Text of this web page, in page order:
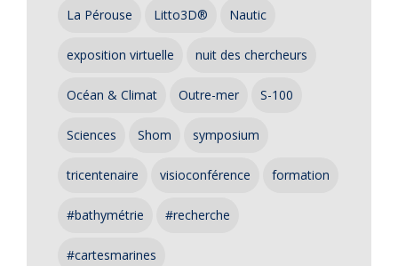
La Pérouse Litto3D® Nautic
exposition virtuelle nuit des chercheurs
Océan & Climat Outre-mer S-100
Sciences Shom symposium
tricentenaire visioconférence formation
#bathymétrie #recherche
#cartesmarines